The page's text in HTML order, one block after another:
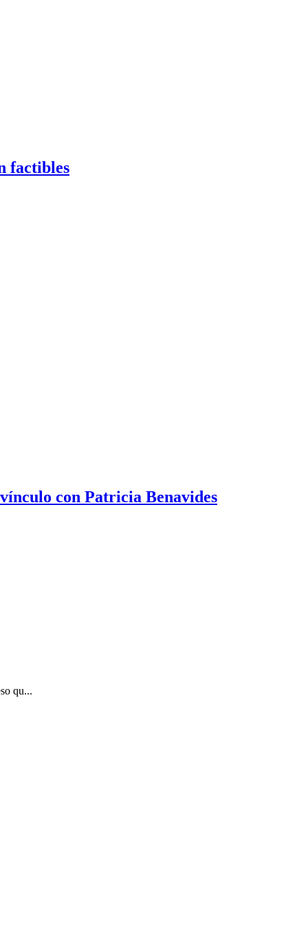
factibles
con Patricia Benavides
qu...